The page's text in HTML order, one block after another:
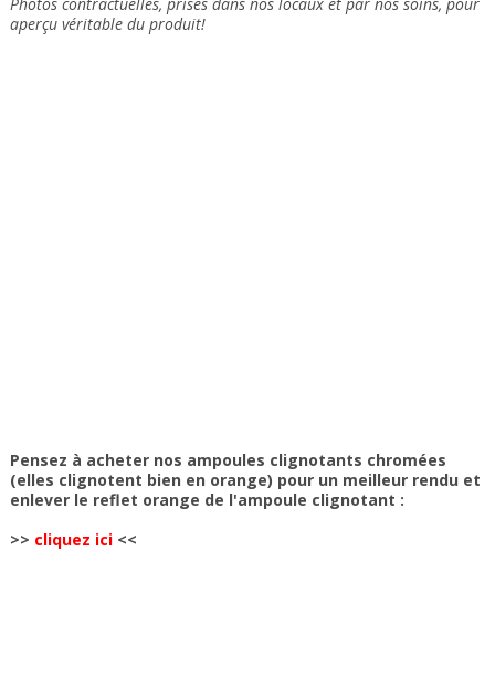
aperçu véritable du produit!
Pensez à acheter nos ampoules clignotants chromées
(elles clignotent bien en orange) pour un meilleur rendu et
enlever le reflet orange de l'ampoule clignotant :
>> cliquez ici <<